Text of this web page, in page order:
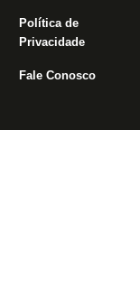
Política de
Privacidade
Fale Conosco